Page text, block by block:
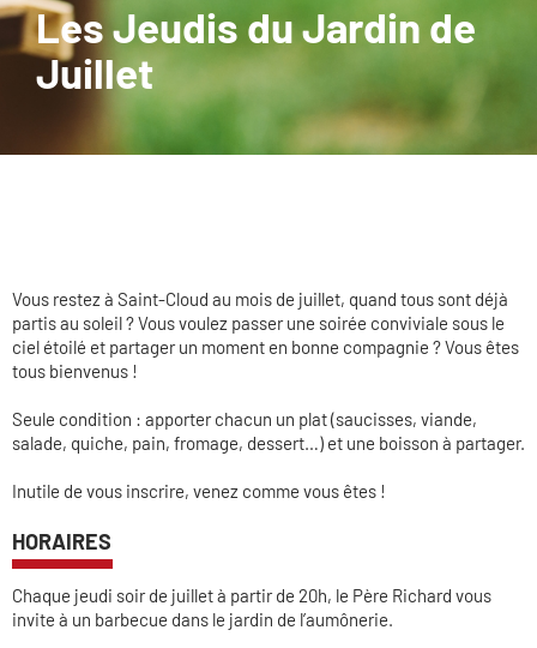
Les Jeudis du Jardin de
Juillet
Vous restez à Saint-Cloud au mois de juillet, quand tous sont déjà
partis au soleil ? Vous voulez passer une soirée conviviale sous le
ciel étoilé et partager un moment en bonne compagnie ? Vous êtes
tous bienvenus !
Seule condition : apporter chacun un plat (saucisses, viande,
salade, quiche, pain, fromage, dessert…) et une boisson à partager.
Inutile de vous inscrire, venez comme vous êtes !
HORAIRES
Chaque jeudi soir de juillet à partir de 20h, le Père Richard vous
invite à un barbecue dans le jardin de l’aumônerie.